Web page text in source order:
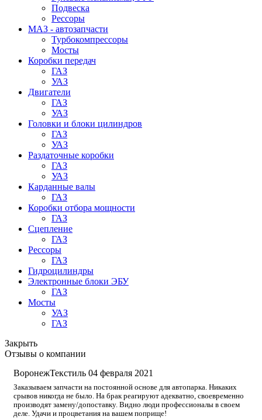
Подвеска
Рессоры
МАЗ - автозапчасти
Турбокомпрессоры
Мосты
Коробки передач
ГАЗ
УАЗ
Двигатели
ГАЗ
УАЗ
Головки и блоки цилиндров
ГАЗ
УАЗ
Раздаточные коробки
ГАЗ
УАЗ
Карданные валы
ГАЗ
Коробки отбора мощности
ГАЗ
Сцепление
ГАЗ
Рессоры
ГАЗ
Гидроцилиндры
Электронные блоки ЭБУ
ГАЗ
Мосты
УАЗ
ГАЗ
Закрыть
Отзывы о компании
ВоронежТекстиль 04 февраля 2021
Заказываем запчасти на постоянной основе для автопарка. Никаких
срывов никогда не было. На брак реагируют адекватно, своевременно
производят замену/допоставку. Видно люди профессионалы в своем
деле. Удачи и процветания на вашем поприще!